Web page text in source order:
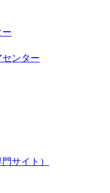
ー
ンター
サイト）